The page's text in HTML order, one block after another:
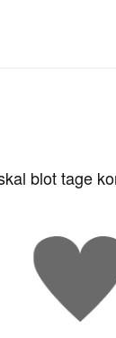
blot tage